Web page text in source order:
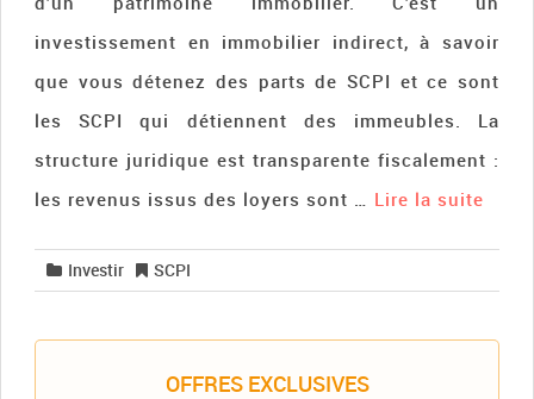
investissement en immobilier indirect, à savoir
que vous détenez des parts de SCPI et ce sont
les SCPI qui détiennent des immeubles. La
structure juridique est transparente fiscalement :
les revenus issus des loyers sont … Lire la suite­­
Investir SCPI
OFFRES EXCLUSIVES